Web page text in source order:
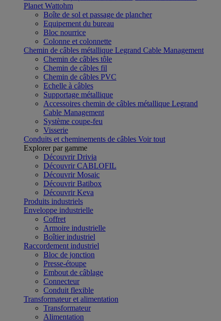
Planet Wattohm
Boîte de sol et passage de plancher
Equipement du bureau
Bloc nourrice
Colonne et colonnette
Chemin de câbles métallique Legrand Cable Management
Chemin de câbles tôle
Chemin de câbles fil
Chemin de câbles PVC
Echelle à câbles
Supportage métallique
Accessoires chemin de câbles métallique Legrand
Cable Management
Système coupe-feu
Visserie
Conduits et cheminements de câbles Voir tout
Explorer par gamme
Découvrir Drivia
Découvrir CABLOFIL
Découvrir Mosaic
Découvrir Batibox
Découvrir Keva
Produits industriels
Enveloppe industrielle
Coffret
Armoire industrielle
Boîtier industriel
Raccordement industriel
Bloc de jonction
Presse-étoupe
Embout de câblage
Connecteur
Conduit flexible
Transformateur et alimentation
Transformateur
Alimentation